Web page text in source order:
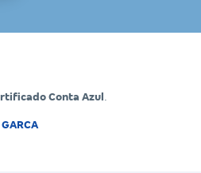
Conta Azul